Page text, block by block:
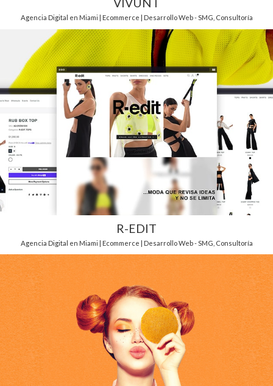
Agencia Digital en Miami | Ecommerce | Desarrollo Web - SMG Consultoría
R-EDIT
Agencia Digital en Miami | Ecommerce | Desarrollo Web - SMG Consultoría